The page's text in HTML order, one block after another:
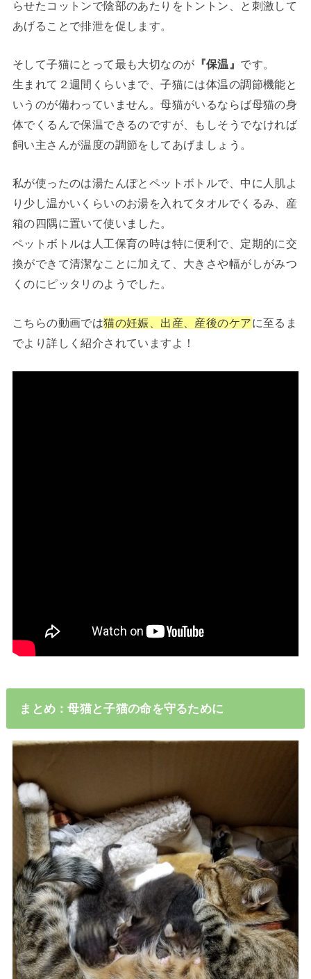
らせたコットンで陰部のあたりをトントン、と刺激して
あげることで排泄を促します。
そして子猫にとって最も大切なのが 『保温』 です。
生まれて２週間くらいまで、子猫には体温の調節機能と
いうのが備わっていません。母猫がいるならば母猫の身
体でくるんで保温できるのですが、もしそうでなければ
飼い主さんが温度の調節をしてあげましょう。
私が使ったのは湯たんぽとペットボトルで、中に人肌よ
り少し温かいくらいのお湯を入れてタオルでくるみ、産
箱の四隅に置いて使いました。
ペットボトルは人工保育の時は特に便利で、定期的に交
換ができて清潔なことに加えて、大きさや幅がしがみつ
くのにピッタリのようでした。
こちらの動画では猫の妊娠、出産、産後のケアに至るま
でより詳しく紹介されていますよ！
まとめ：母猫と子猫の命を守るために